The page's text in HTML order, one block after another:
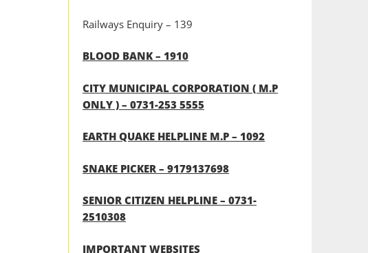
Railways Enquiry – 139
BLOOD BANK – 1910
CITY MUNICIPAL CORPORATION ( M.P
ONLY ) – 0731-253 5555
EARTH QUAKE HELPLINE M.P – 1092
SNAKE PICKER – 9179137698
SENIOR CITIZEN HELPLINE – 0731-
2510308
IMPORTANT WEBSITES